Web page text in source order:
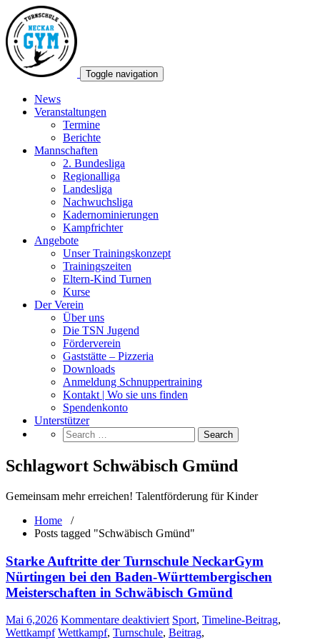
Toggle navigation
News
Veranstaltungen
Termine
Berichte
Mannschaften
2. Bundesliga
Regionalliga
Landesliga
Nachwuchsliga
Kadernominierungen
Kampfrichter
Angebote
Unser Trainingskonzept
Trainingszeiten
Eltern-Kind Turnen
Kurse
Der Verein
Über uns
Die TSN Jugend
Förderverein
Gaststätte – Pizzeria
Downloads
Anmeldung Schnuppertraining
Kontakt | Wo sie uns finden
Spendenkonto
Unterstützer
Schlagwort Schwäbisch Gmünd
Gemeinsam mehr erreichen! Talentförderung für Kinder
Home /
Posts tagged "Schwäbisch Gmünd"
Starke Auftritte der Turnschule NeckarGym
Nürtingen bei den Baden-Württembergischen
Meisterschaften in Schwäbisch Gmünd
Mai 6,2026 Kommentare deaktiviertfür
Starke
Sport, Timeline-Beitrag,
Wettkampf Wettkampf, Turnschule, Beitrag,